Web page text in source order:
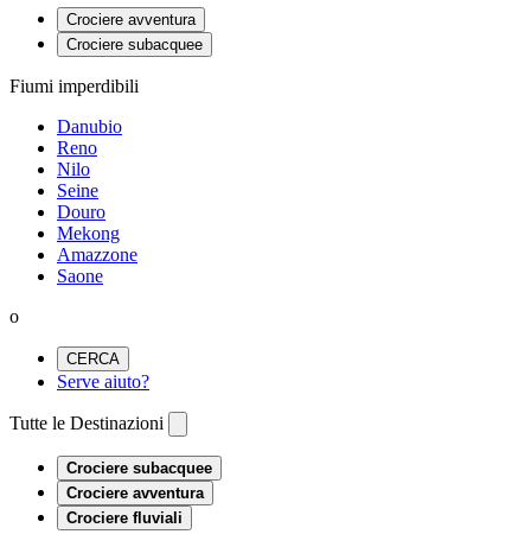
Crociere avventura
Crociere subacquee
Fiumi imperdibili
Danubio
Reno
Nilo
Seine
Douro
Mekong
Amazzone
Saone
o
CERCA
Serve aiuto?
Tutte le Destinazioni
Crociere subacquee
Crociere avventura
Crociere fluviali